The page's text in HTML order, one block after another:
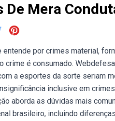
De Mera
entende por crimes material,
crime é consumado.
a esportes da sorte seriam
inclusive em
aborda as dúvidas mais
brasileiro, incluindo